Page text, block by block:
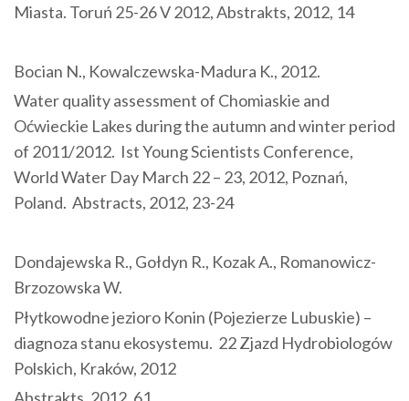
Miasta. Toruń 25-26 V 2012, Abstrakts, 2012, 14
Bocian N., Kowalczewska-Madura K., 2012.
Water quality assessment of Chomiaskie and
Oćwieckie Lakes during the autumn and winter period
of 2011/2012. Ist Young Scientists Conference,
World Water Day March 22 – 23, 2012, Poznań,
Poland. Abstracts, 2012, 23-24
Dondajewska R., Gołdyn R., Kozak A., Romanowicz-
Brzozowska W.
Płytkowodne jezioro Konin (Pojezierze Lubuskie) –
diagnoza stanu ekosystemu. 22 Zjazd Hydrobiologów
Polskich, Kraków, 2012